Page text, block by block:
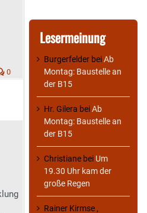
0
Lesermeinung
Burgerfelder beiAb
Montag: Baustelle an
der B15
Hr. Gilera beiAb
Montag: Baustelle an
der B15
Christiane bei Um
19.30 Uhr kam der
große Regen
Rainer Kirmse ,